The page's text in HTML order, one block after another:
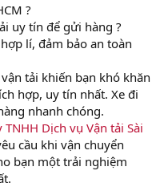
?
uy tín để gửi hàng ?
lí, đảm bảo an toàn
tải khiến bạn khó khăn
hợp, uy tín nhất. Xe đi
nhanh chóng.
TNHH Dịch vụ Vận tải Sài
cầu khi vận chuyển
bạn một trải nghiệm